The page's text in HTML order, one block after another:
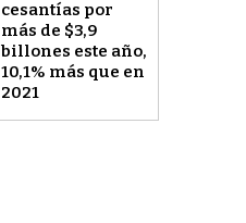
cesantías por
más de $3,9
billones este año,
10,1% más que en
2021